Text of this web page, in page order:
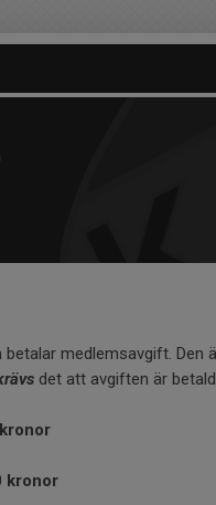
medlemsavgift. Den
det att avgiften är
kronor